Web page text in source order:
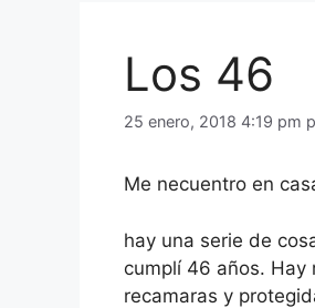
Los 46
25 enero, 2018 4:19 pm
Me necuentro en
hay una serie de
cumplí 46 años. Hay
recamaras y